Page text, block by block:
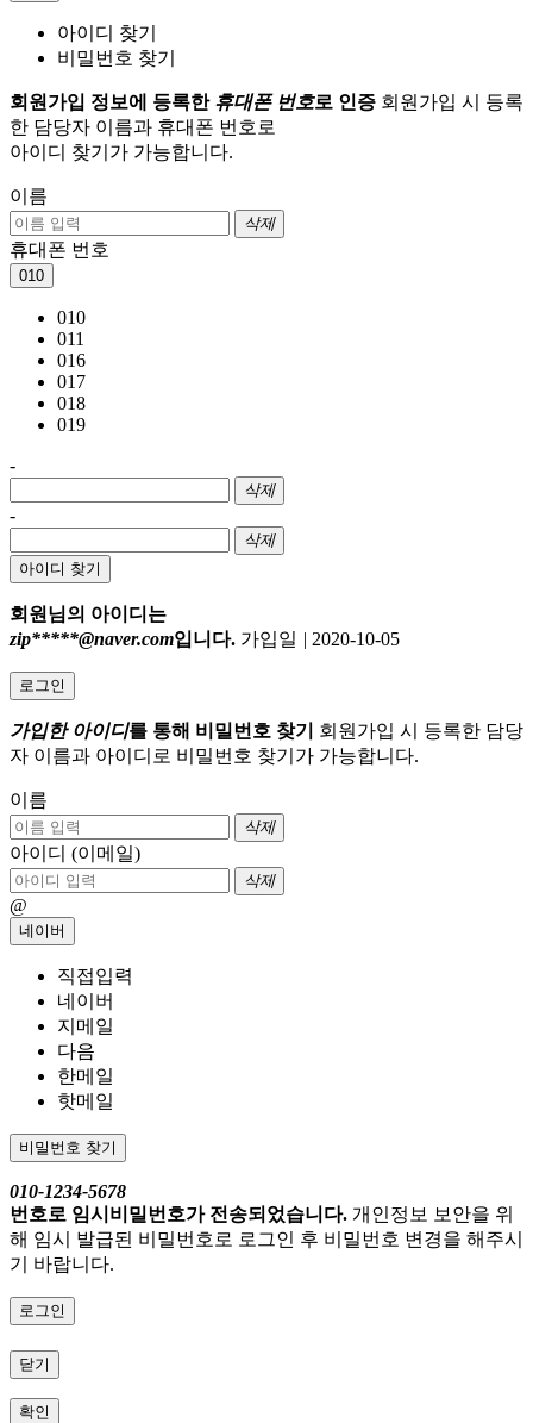
아이디 찾기
비밀번호 찾기
회원가입 정보에 등록한 휴대폰 번호로 인증 회원가입 시 등록
한 담당자 이름과 휴대폰 번호로
아이디 찾기가 가능합니다.
이름
삭제
휴대폰 번호
010
010
011
016
017
018
019
-
삭제
-
삭제
아이디 찾기
회원님의 아이디는
zip*****@naver.com입니다. 가입일 | 2020-10-05
로그인
가입한 아이디를 통해 비밀번호 찾기
회원가입 시 등록한 담당
자 이름과 아이디로 비밀번호 찾기가 가능합니다.
이름
삭제
아이디 (이메일)
삭제
@
네이버
직접입력
네이버
지메일
다음
한메일
핫메일
비밀번호 찾기
010-1234-5678
번호로 임시비밀번호가 전송되었습니다. 개인정보 보안을 위
해 임시 발급된 비밀번호로 로그인 후 비밀번호 변경을 해주시
기 바랍니다.
로그인
닫기
확인